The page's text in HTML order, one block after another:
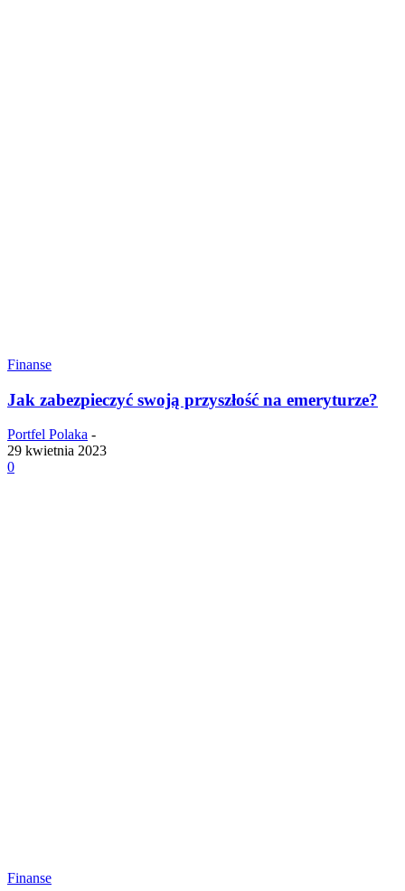
Finanse
Jak zabezpieczyć swoją przyszłość na emeryturze?
Portfel Polaka -
29 kwietnia 2023
0
Finanse